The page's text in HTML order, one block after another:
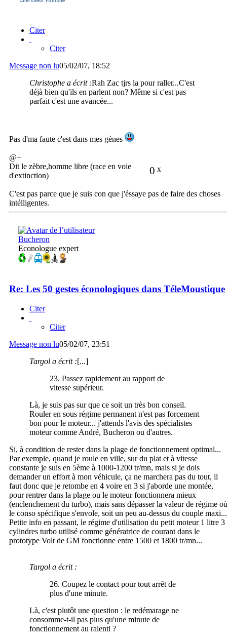
Citer
Citer
Message non lu05/02/07, 18:52
Christophe a écrit :Rah Zac tjrs la pour raller...C'est
déjà bien qu'ils en parlent non? Même si c'est pas
parfait c'est une avancée...
Pas d'ma faute c'est dans mes gènes
@+
0 x
Dit le zèbre,homme libre (race en voie
d'extinction)
C'est pas parce que je suis con que j'éssaye pas de faire des choses
intélligentes.
Bucheron
Econologue expert
Re: Les 50 gestes éconologiques dans TéleMoustique
Citer
Citer
Message non lu05/02/07, 23:51
Targol a écrit :[...]
23. Passez rapidement au rapport de
vitesse supérieur.
Là, je suis pas sur que ce soit un très bon conseil.
Rouler en sous régime permanent n'est pas forcement
bon pour le moteur... j'attends l'avis des spécialistes
moteur comme André, Bucheron ou d'autres.
Si, à condition de rester dans la plage de fonctionnement optimal...
Par exemple, quand je roule en ville, sur du plat et à vitesse
constante je suis en 5ème à 1000-1200 tr/mn, mais si je dois
demander un effort à mon véhicule, ça ne marchera pas du tout, il
faut donc que je retombe en 4 voire en 3 si j'aborde une montée,
pour rentrer dans la plage ou le moteur fonctionnera mieux
(enclenchement du turbo), mais sans dépasser la valeur de régime où
le conso spécifique s'envole, soit un peu au-dessus du couple maxi...
Petite info en passant, le régime d'utilisation du petit moteur 1 litre 3
cylindres turbo utilisé comme génératrice de courant dans le
prototype Volt de GM fonctionne entre 1500 et 1800 tr/mn...
Targol a écrit :
26. Coupez le contact pour tout arrêt de
plus d'une minute.
Là, c'est plutôt une question : le redémarage ne
consomme-t-il pas plus qu'une minute de
fonctionnement au ralenti ?